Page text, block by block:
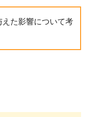
た影響について考